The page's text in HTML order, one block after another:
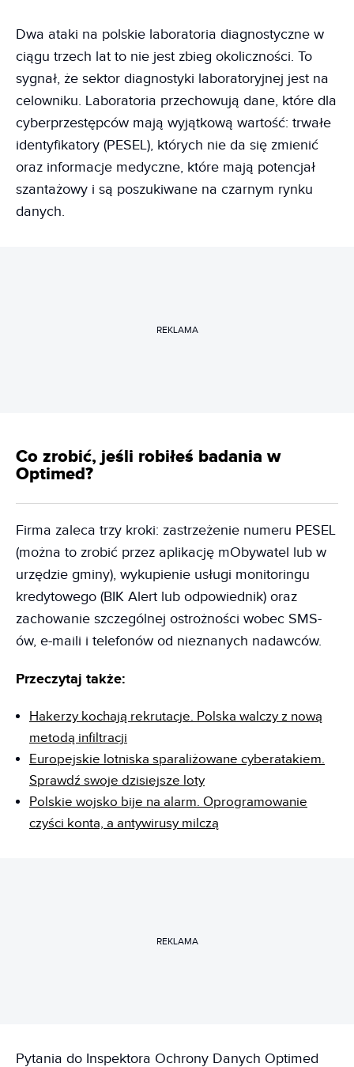
Dwa ataki na polskie laboratoria diagnostyczne w
ciągu trzech lat to nie jest zbieg okoliczności. To
sygnał, że sektor diagnostyki laboratoryjnej jest na
celowniku. Laboratoria przechowują dane, które dla
cyberprzestępców mają wyjątkową wartość: trwałe
identyfikatory (PESEL), których nie da się zmienić
oraz informacje medyczne, które mają potencjał
szantażowy i są poszukiwane na czarnym rynku
danych.
REKLAMA
Co zrobić, jeśli robiłeś badania w
Optimed?
Firma zaleca trzy kroki: zastrzeżenie numeru PESEL
(można to zrobić przez aplikację mObywatel lub w
urzędzie gminy), wykupienie usługi monitoringu
kredytowego (BIK Alert lub odpowiednik) oraz
zachowanie szczególnej ostrożności wobec SMS-
ów, e-maili i telefonów od nieznanych nadawców.
Przeczytaj także:
Hakerzy kochają rekrutacje. Polska walczy z nową
metodą infiltracji
Europejskie lotniska sparaliżowane cyberatakiem.
Sprawdź swoje dzisiejsze loty
Polskie wojsko bije na alarm. Oprogramowanie
czyści konta, a antywirusy milczą
REKLAMA
Pytania do Inspektora Ochrony Danych Optimed